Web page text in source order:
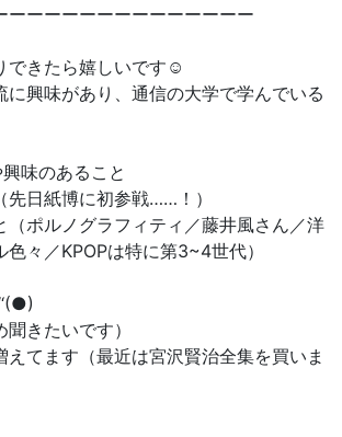
ーーーーーーーーーーーーーー
できたら嬉しいです☺︎
に興味があり、通信の大学で学んでいる
味のあること
先日紙博に初参戦……！）
（ポルノグラフィティ／藤井風さん／洋
々／KPOPは特に第3~4世代）
聞きたいです）
えてます（最近は宮沢賢治全集を買いま